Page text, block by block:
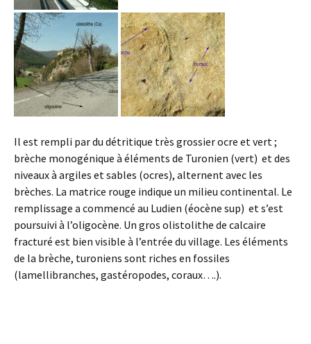
Il est rempli par du détritique très grossier ocre et vert ;
brèche monogénique à éléments de Turonien (vert) et des
niveaux à argiles et sables (ocres), alternent avec les
brèches. La matrice rouge indique un milieu continental. Le
remplissage a commencé au Ludien (éocène sup) et s’est
poursuivi à l’oligocène. Un gros olistolithe de calcaire
fracturé est bien visible à l’entrée du village. Les éléments
de la brèche, turoniens sont riches en fossiles
(lamellibranches, gastéropodes, coraux….).